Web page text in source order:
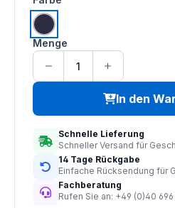
navy
Menge
In den
Schnelle Lieferung
Schneller Versand für
14 Tage Rückgabe
Einfache Rücksendung für
Fachberatung
Rufen Sie an: +49 (0)40